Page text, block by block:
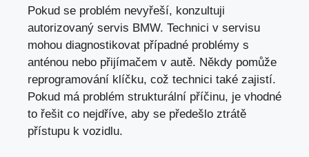
Pokud se problém nevyřeší, konzultuji
autorizovaný servis BMW. Technici v servisu
mohou diagnostikovat případné problémy s
anténou nebo přijímačem v autě. Někdy pomůže
reprogramování klíčku, což technici také zajistí.
Pokud má problém strukturální příčinu, je vhodné
to řešit co nejdříve, aby se předešlo ztrátě
přístupu k vozidlu.